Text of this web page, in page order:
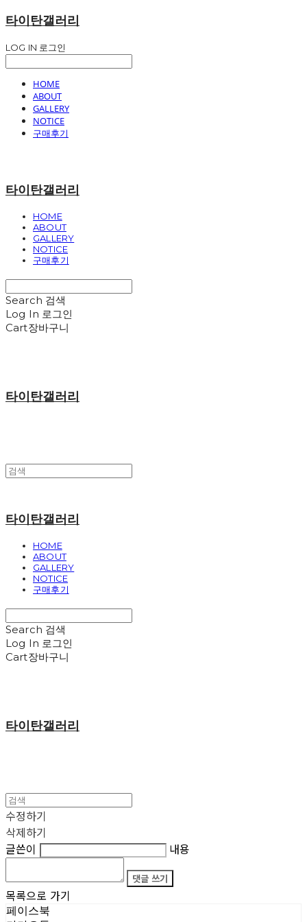
타이탄갤러리
LOG IN 로그인
HOME
ABOUT
GALLERY
NOTICE
구매후기
타이탄갤러리
HOME
ABOUT
GALLERY
NOTICE
구매후기
Search 검색
Log In 로그인
Cart장바구니
타이탄갤러리
타이탄갤러리
HOME
ABOUT
GALLERY
NOTICE
구매후기
Search 검색
Log In 로그인
Cart장바구니
타이탄갤러리
수정하기
삭제하기
글쓴이
내용
댓글 쓰기
목록으로 가기
페이스북